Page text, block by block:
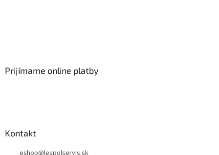
Prijímame online platby
Kontakt
eshop@lespolservis.sk